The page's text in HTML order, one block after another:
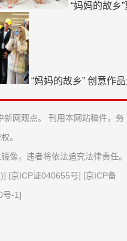
“妈妈的故乡
“妈妈的故乡” 创意作
网观点。 刊用本网站稿件，务
。
像，违者将依法追究法律责任。
] [京ICP证040655号] [京ICP备
-1]